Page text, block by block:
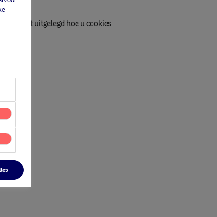
wordt uitgelegd hoe u cookies